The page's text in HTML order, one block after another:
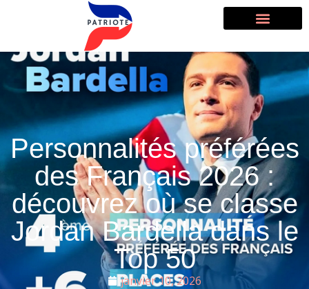
Personnalités préférées
des Français 2026 :
découvrez où se classe
Jordan Bardella dans le
Top 50
janvier 10, 2026